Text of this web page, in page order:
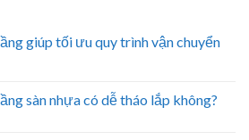
giúp tối ưu quy trình vận chuyển
sàn nhựa có dễ tháo lắp không?